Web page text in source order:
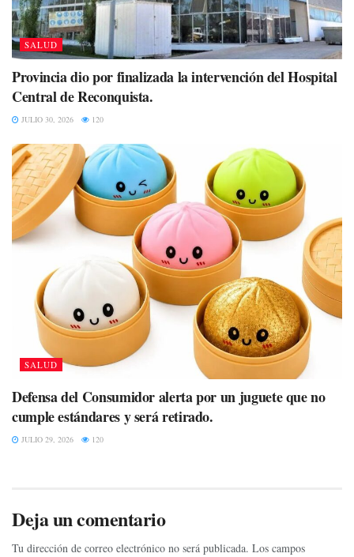
SALUD
Provincia dio por finalizada la intervención del Hospital
Central de Reconquista.
JULIO 30, 2026 120
SALUD
Defensa del Consumidor alerta por un juguete que no
cumple estándares y será retirado.
JULIO 29, 2026 120
Deja un comentario
Tu dirección de correo electrónico no será publicada. Los campos